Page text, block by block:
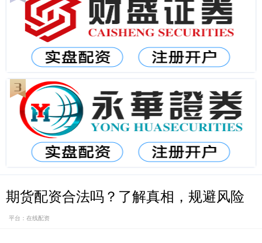
期货配资合法吗？了解真相，规避风险
平台：在线配资